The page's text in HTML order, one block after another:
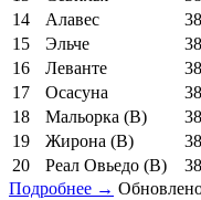
14
Алавес 38
15
Эльче 38
16
Леванте 38
17
Осасуна 38
18
Мальорка (В) 38
19
Жирона (В) 38
20
Реал Овьедо (В) 38
Подробнее →